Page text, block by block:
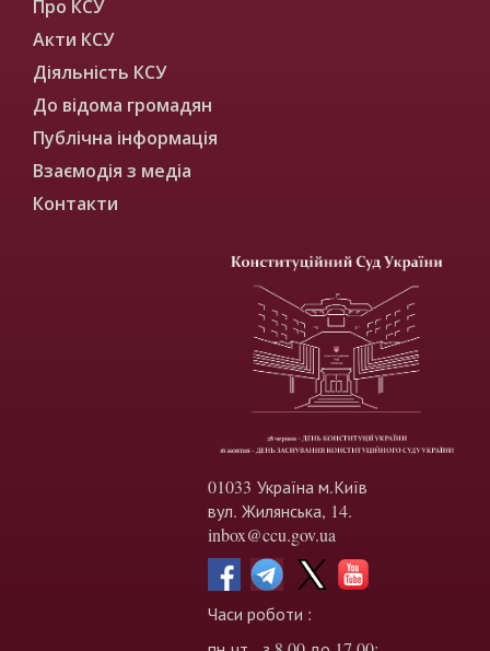
Про КСУ
Акти КСУ
Діяльність КСУ
До відома громадян
Публічна інформація
Взаємодія з медіа
Контакти
01033 Україна м.Київ
вул. Жилянська, 14.
inbox@ccu.gov.ua
Часи роботи :